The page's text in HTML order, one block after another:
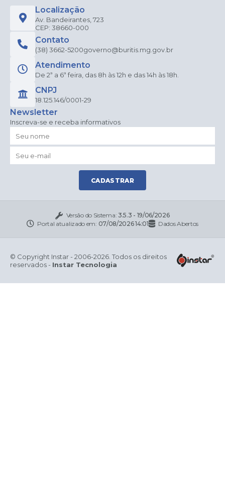
Localização
Av. Bandeirantes, 723
CEP: 38660-000
Contato
(38) 3662-5200governo@buritis.mg.gov.br
Atendimento
De 2ª a 6ª feira, das 8h às 12h e das 14h às 18h.
CNPJ
18.125.146/0001-29
Newsletter
Inscreva-se e receba informativos
CADASTRAR
Versão do Sistema: 3.5.3 - 19/06/2026
Portal atualizado em: 07/08/2026 14:01 Dados Abertos
© Copyright Instar - 2006-2026. Todos os direitos
reservados - Instar Tecnologia